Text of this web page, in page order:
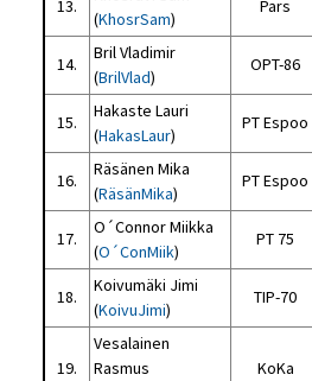
13.
(KhosrSam)
Pars
14.
Bril Vladimir
(BrilVlad)
OPT-86
15.
Hakaste Lauri
(HakasLaur)
PT Espoo
16.
Räsänen Mika
(RäsänMika)
PT Espoo
17.
O´Connor Miikka
(O´ConMiik)
PT 75
18.
Koivumäki Jimi
(KoivuJimi)
TIP-70
19.
Vesalainen
Rasmus
KoKa